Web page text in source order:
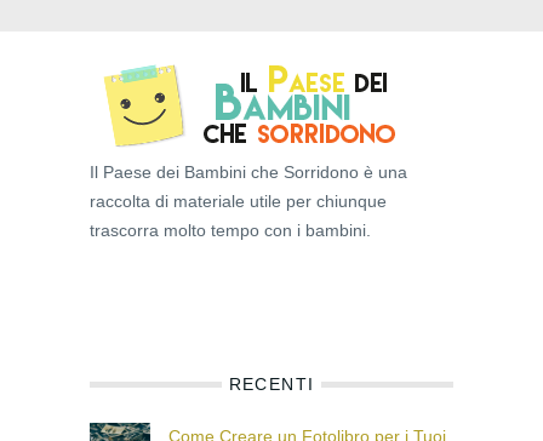
Il Paese dei Bambini che Sorridono è una
raccolta di materiale utile per chiunque
trascorra molto tempo con i bambini.
RECENTI
Come Creare un Fotolibro per i Tuoi